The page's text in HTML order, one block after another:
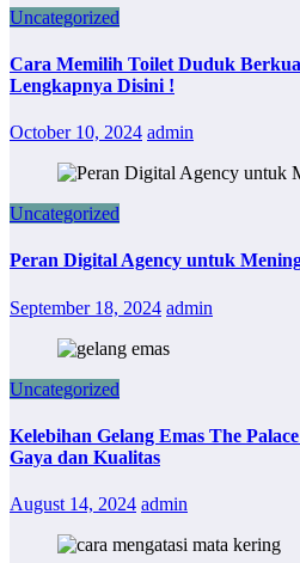
Uncategorized
Cara Memilih Toilet Duduk
Lengkapnya Disini !
October 10, 2024 admin
Uncategorized
Peran Digital Agency untuk
September 18, 2024 admin
Uncategorized
Kelebihan Gelang Emas The
Gaya dan Kualitas
August 14, 2024 admin